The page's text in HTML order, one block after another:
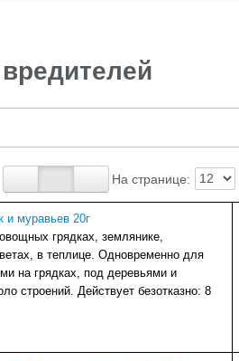
На странице:
муравьев 20г
грядках, землянике,
в теплице. Одновременно для
на грядках, под деревьями и
строений. Действует безотказно: 8